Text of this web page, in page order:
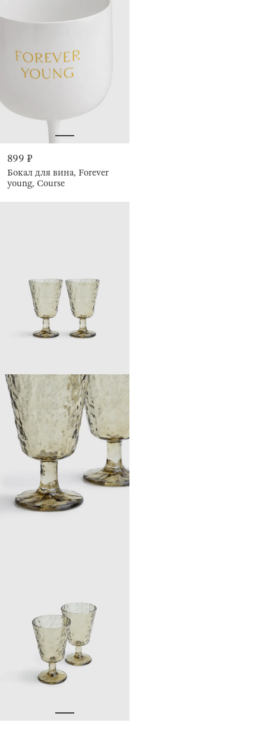
899 ₽
Бокал для вина, Forever
young, Course